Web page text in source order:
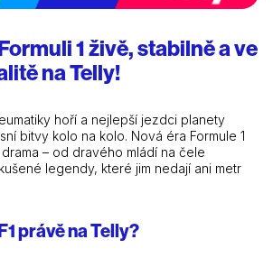
1 živě, stabilně a ve
na Telly!
hoří a nejlepší jezdci planety
bitvy kolo na kolo. Nová éra Formule 1
– od dravého mládí na čele
legendy, které jim nedají ani metr
právě na Telly?